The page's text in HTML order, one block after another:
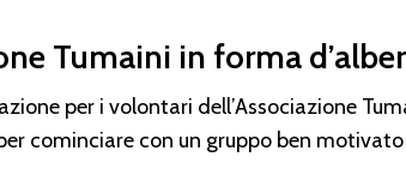
Tumaini in forma
per i volontari dell’Associazione
cominciare con un gruppo ben